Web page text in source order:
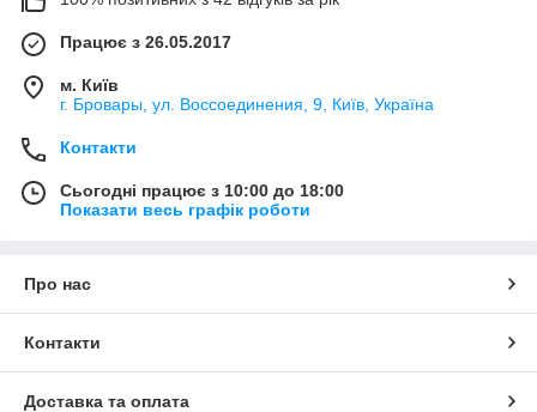
Працює з 26.05.2017
м. Київ
г. Бровары, ул. Воссоединения, 9, Київ, Україна
Контакти
Сьогодні працює з 10:00 до 18:00
Показати весь графік роботи
Про нас
Контакти
Доставка та оплата